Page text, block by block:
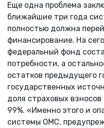
Еще одна проблема
ближайшие три года
полностью должна
финансирование. На
федеральный фонд
потребности, а
остатков предыдущего
государственных
доля страховых
99%. «Именно этого и
системы ОМС,